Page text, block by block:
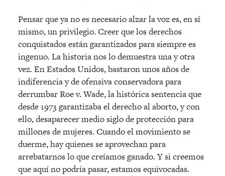
Pensar que ya no es necesario alzar la voz es, en sí
mismo, un privilegio. Creer que los derechos
conquistados están garantizados para siempre es
ingenuo. La historia nos lo demuestra una y otra
vez. En Estados Unidos, bastaron unos años de
indiferencia y de ofensiva conservadora para
derrumbar Roe v. Wade, la histórica sentencia que
desde 1973 garantizaba el derecho al aborto, y con
ello, desaparecer medio siglo de protección para
millones de mujeres. Cuando el movimiento se
duerme, hay quienes se aprovechan para
arrebatarnos lo que creíamos ganado. Y si creemos
que aquí no podría pasar, estamos equivocadas.